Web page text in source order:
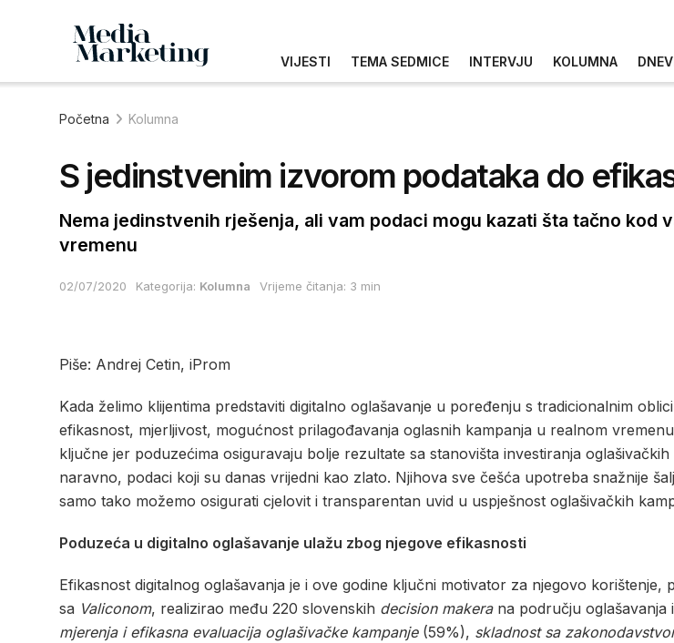
VIJESTI TEMA SEDMICE INTERVJU KOLUMNA
Početna Kolumna
S jedinstvenim izvorom podataka do
Nema jedinstvenih rješenja, ali vam podaci mogu kazati šta tačno kod
vremenu
02/07/2020 Kategorija: Kolumna Vrijeme čitanja: 3 min
Piše: Andrej Cetin, iProm
Kada želimo klijentima predstaviti digitalno oglašavanje u poređenju s tradicionalnim
efikasnost, mjerljivost, mogućnost prilagođavanja oglasnih kampanja u realnom
ključne jer poduzećima osiguravaju bolje rezultate sa stanovišta investiranja
naravno, podaci koji su danas vrijedni kao zlato. Njihova sve češća upotreba snažnije
samo tako možemo osigurati cjelovit i transparentan uvid u uspješnost oglašivačkih
Poduzeća u digitalno oglašavanje ulažu zbog njegove efikasnosti
Efikasnost digitalnog oglašavanja je i ove godine ključni motivator za njegovo korištenje,
sa Valiconom, realizirao među 220 slovenskih decision makerana području oglašavanja
mjerenja i efikasna evaluacija oglašivačke kampanje (59%), skladnost sa